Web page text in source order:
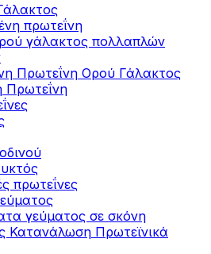
πρωτεΐνη
γάλακτος πολλαπλών
Πρωτεΐνη Ορού Γάλακτος
Πρωτεΐνη
πρωτεΐνες
γεύματος σε σκόνη
Κατανάλωση Πρωτεϊνικά